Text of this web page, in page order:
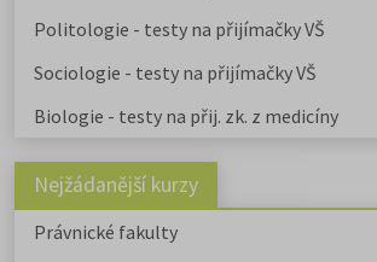
Politologie - testy na přijímačky VŠ
Sociologie - testy na přijímačky VŠ
Biologie - testy na přij. zk. z medicíny
Nejžádanější kurzy
Právnické fakulty